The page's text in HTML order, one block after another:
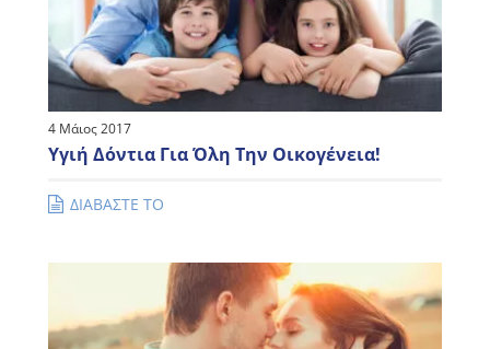
4 Μάιος 2017
Υγιή Δόντια Για Όλη Την Οικογένεια!
ΔΙΑΒΑΣΤΕ ΤΟ